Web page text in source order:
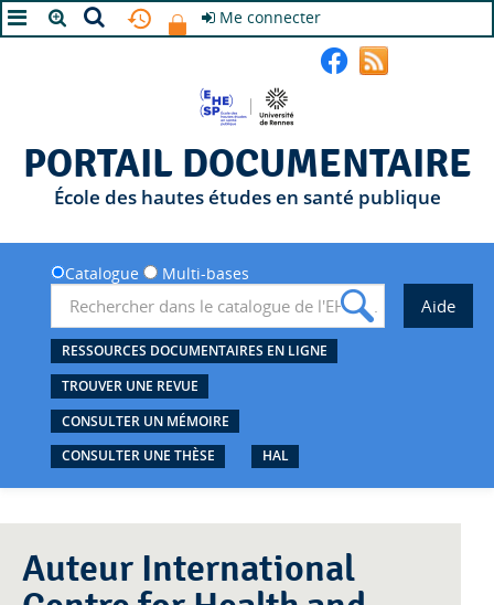
Me connecter
PORTAIL DOCUMENTAIRE
École des hautes études en santé publique
Catalogue Multi-bases
RESSOURCES DOCUMENTAIRES EN LIGNE
TROUVER UNE REVUE
CONSULTER UN MÉMOIRE
CONSULTER UNE THÈSE
HAL
Auteur International